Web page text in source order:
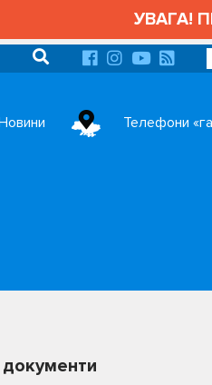
УВАГА! ПІД
Телефони